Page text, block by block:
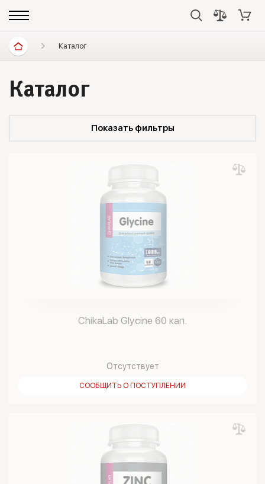
Каталог
Каталог
Показать фильтры
ChikaLab Glycine 60 кап.
Отсутствует
СООБЩИТЬ О ПОСТУПЛЕНИИ